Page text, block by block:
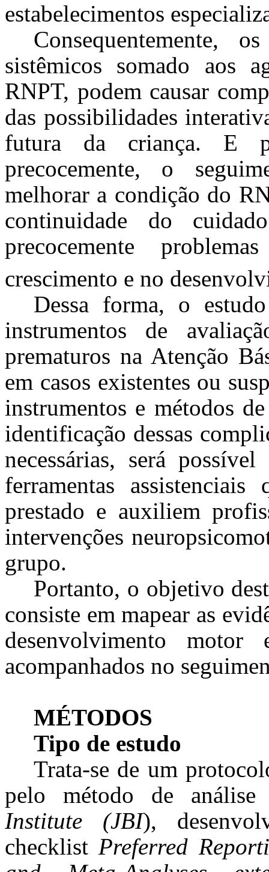
estabelecimentos
Consequentemente,
sistêmicos somado aos
RNPT, podem causar
das possibilidades
futura da criança. E
precocemente, o
melhorar a condição do
continuidade do
precocemente
crescimento e no
Dessa forma, o
instrumentos de
prematuros na Atenção
em casos existentes ou
instrumentos e métodos
identificação dessas
necessárias, será
ferramentas
prestado e auxiliem
intervenções
grupo.
Portanto, o objetivo
consiste em mapear as
desenvolvimento motor
acompanhados no
MÉTODOS
Tipo de estudo
Trata-se de um
pelo método de
Institute (JBI),
checklistPreferred